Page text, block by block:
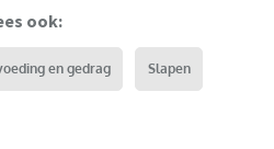
ook:
en gedrag Slapen